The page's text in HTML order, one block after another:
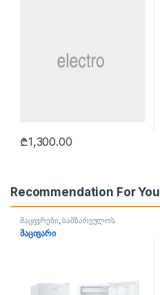
₾1,300.00
Recommendation For You
მაცივრები,სამზარეულოს
ტექნიკა
მაცივარი